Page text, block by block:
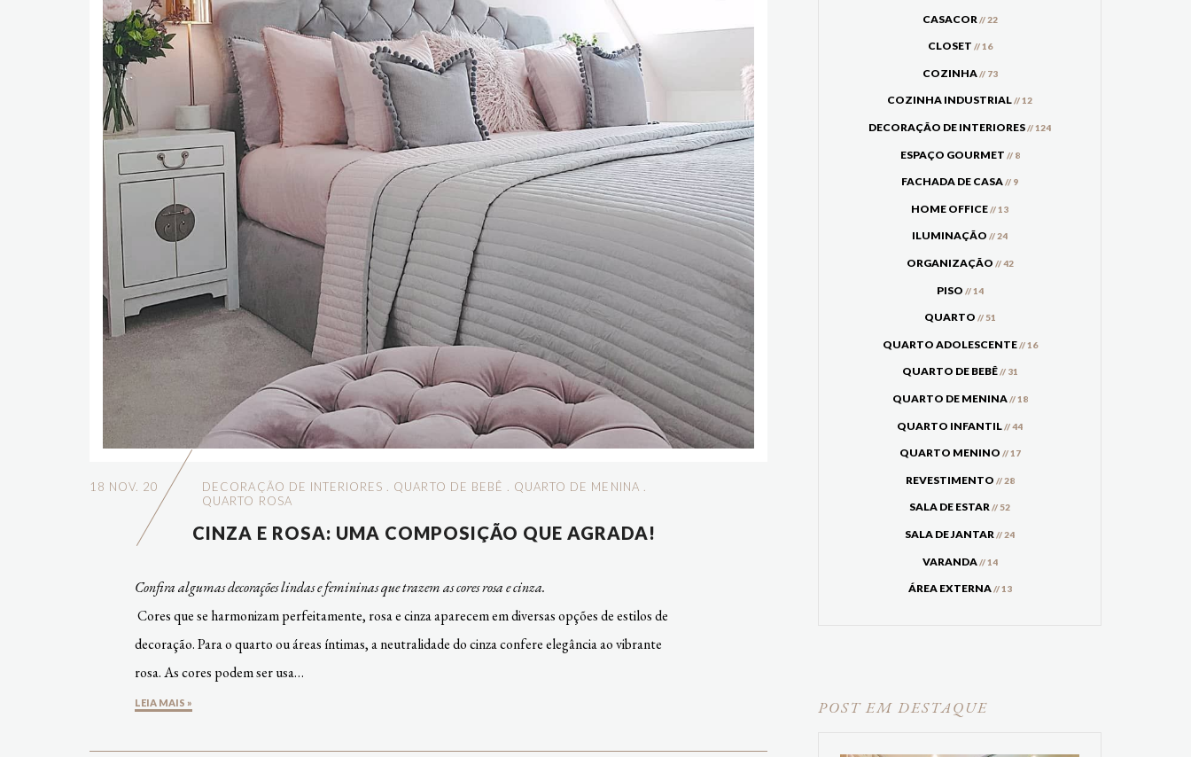
18 NOV. 20 DECORAÇÃO DE INTERIORES QUARTO DE BEBÊ QUARTO DE MENINA
QUARTO ROSA
CINZA E ROSA: UMA COMPOSIÇÃO QUE AGRADA!
Confira algumas decorações lindas e femininas que trazem as cores rosa e cinza.
Cores que se harmonizam perfeitamente, rosa e cinza aparecem em diversas opções de estilos de
decoração. Para o quarto ou áreas íntimas, a neutralidade do cinza confere elegância ao vibrante
rosa. As cores podem ser usa…
LEIA MAIS »
CASACOR // 22
CLOSET // 16
COZINHA// 73
COZINHA INDUSTRIAL// 12
DECORAÇÃO DE INTERIORES// 124
ESPAÇO GOURMET // 8
FACHADA DE CASA// 9
HOME OFFICE// 13
ILUMINAÇÃO// 24
ORGANIZAÇÃO // 42
PISO // 14
QUARTO // 51
QUARTO ADOLESCENTE// 16
QUARTO DE BEBÊ// 31
QUARTO DE MENINA// 18
QUARTO INFANTIL// 44
QUARTO MENINO // 17
REVESTIMENTO // 28
SALA DE ESTAR// 52
SALA DE JANTAR// 24
VARANDA// 14
ÁREA EXTERNA// 13
POST EM DESTAQUE